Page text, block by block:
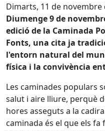
Dimarts, 11 de novembre
Diumenge 9 de
edició de la Caminada
Fonts, una cita ja
l'entorn natural del
física i la convivència
Les caminades populars
salut i aire lliure, perquè
hores asseguts a la
caminada és el que els fa